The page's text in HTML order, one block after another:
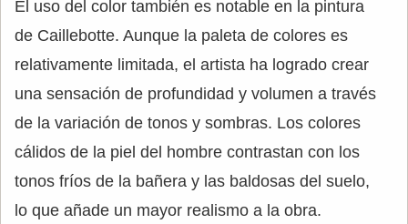
El uso del color también es notable en la pintura
de Caillebotte. Aunque la paleta de colores es
relativamente limitada, el artista ha logrado crear
una sensación de profundidad y volumen a través
de la variación de tonos y sombras. Los colores
cálidos de la piel del hombre contrastan con los
tonos fríos de la bañera y las baldosas del suelo,
lo que añade un mayor realismo a la obra.